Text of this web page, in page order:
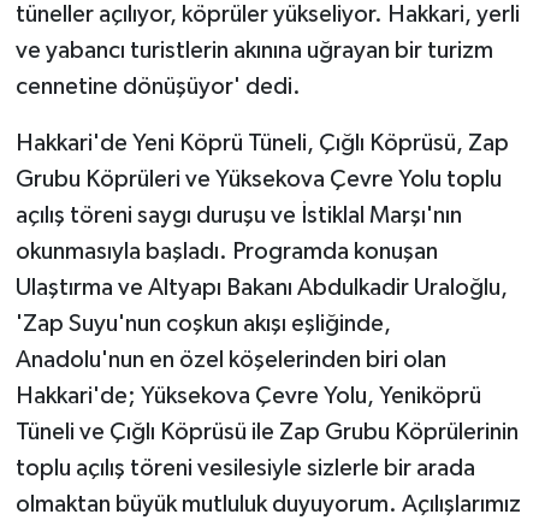
tüneller açılıyor, köprüler yükseliyor. Hakkari, yerli
ve yabancı turistlerin akınına uğrayan bir turizm
cennetine dönüşüyor' dedi.
Hakkari'de Yeni Köprü Tüneli, Çığlı Köprüsü, Zap
Grubu Köprüleri ve Yüksekova Çevre Yolu toplu
açılış töreni saygı duruşu ve İstiklal Marşı'nın
okunmasıyla başladı. Programda konuşan
Ulaştırma ve Altyapı Bakanı Abdulkadir Uraloğlu,
'Zap Suyu'nun coşkun akışı eşliğinde,
Anadolu'nun en özel köşelerinden biri olan
Hakkari'de; Yüksekova Çevre Yolu, Yeniköprü
Tüneli ve Çığlı Köprüsü ile Zap Grubu Köprülerinin
toplu açılış töreni vesilesiyle sizlerle bir arada
olmaktan büyük mutluluk duyuyorum. Açılışlarımız